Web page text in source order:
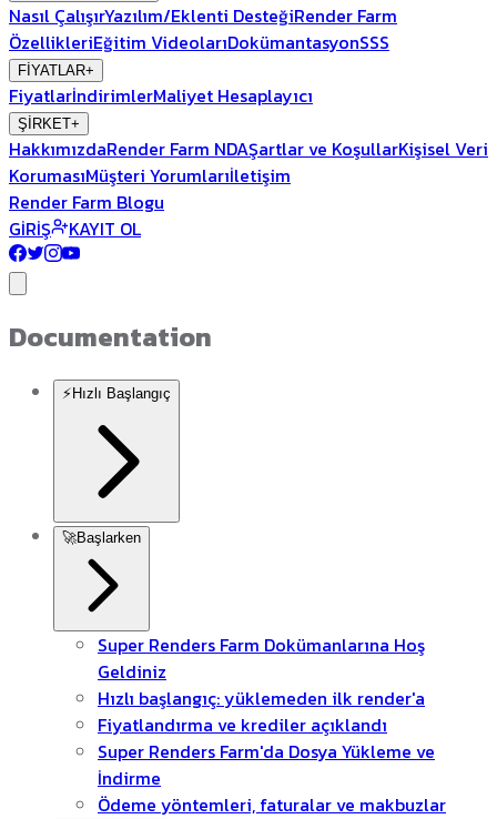
Nasıl ÇalışırYazılım/Eklenti DesteğiRender Farm
ÖzellikleriEğitim VideolarıDokümantasyonSSS
FİYATLAR+
FiyatlarİndirimlerMaliyet Hesaplayıcı
ŞİRKET+
HakkımızdaRender Farm NDAŞartlar ve KoşullarKişisel Veri
KorumasıMüşteri Yorumlarıİletişim
Render Farm Blogu
GİRİŞ
KAYIT OL
Documentation
⚡ Hızlı Başlangıç
🚀Başlarken
Super Renders Farm Dokümanlarına Hoş
Geldiniz
Hızlı başlangıç: yüklemeden ilk render'a
Fiyatlandırma ve krediler açıklandı
Super Renders Farm'da Dosya Yükleme ve
İndirme
Ödeme yöntemleri, faturalar ve makbuzlar